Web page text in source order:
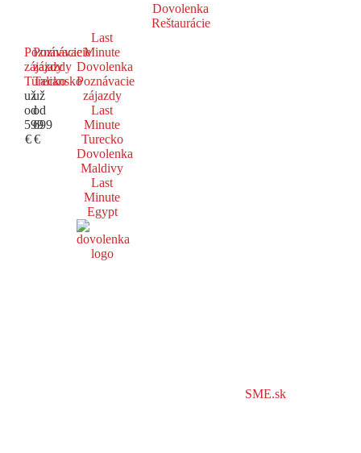
Dovolenka
Reštaurácie
Poznávacie
zájazdy
Turecko
už
od
599
€
Poznávacie
zájazdy
Taliansko
už
od
699
€
Last
Minute
Dovolenka
Poznávacie
zájazdy
Last
Minute
Turecko
Dovolenka
Maldivy
Last
Minute
Egypt
SME.sk